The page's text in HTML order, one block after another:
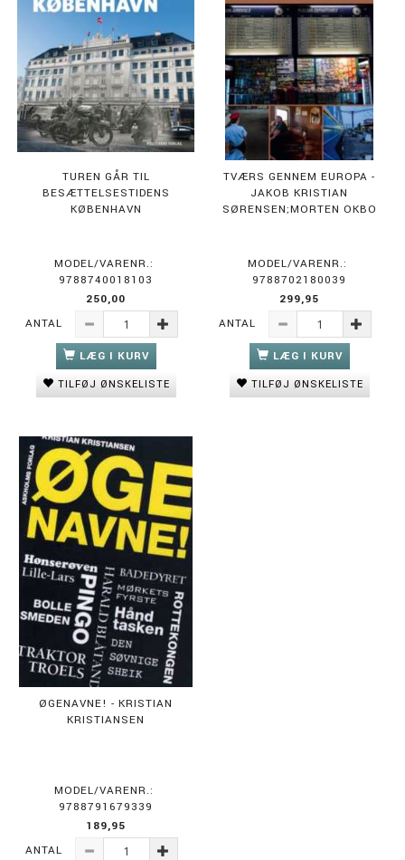
TUREN GÅR TIL
BESÆTTELSESTIDENS
KØBENHAVN
MODEL/VARENR.:
9788740018103
250,00
ANTAL
LÆG I KURV
TILFØJ ØNSKELISTE
TVÆRS GENNEM EUROPA -
JAKOB KRISTIAN
SØRENSEN;MORTEN OKBO
MODEL/VARENR.:
9788702180039
299,95
ANTAL
LÆG I KURV
TILFØJ ØNSKELISTE
ØGENAVNE! - KRISTIAN
KRISTIANSEN
MODEL/VARENR.:
9788791679339
189,95
ANTAL